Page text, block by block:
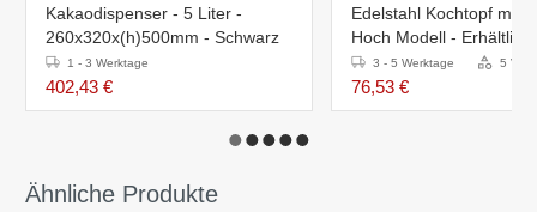
Kakaodispenser - 5 Liter -
260x320x(h)500mm - Schwarz
1 - 3 Werktage
402,43 €
Edelstahl Kochtopf mit
Hoch Modell - Erhältlich
Größen
3 - 5 Werktage 5
76,53 €
Ähnliche Produkte